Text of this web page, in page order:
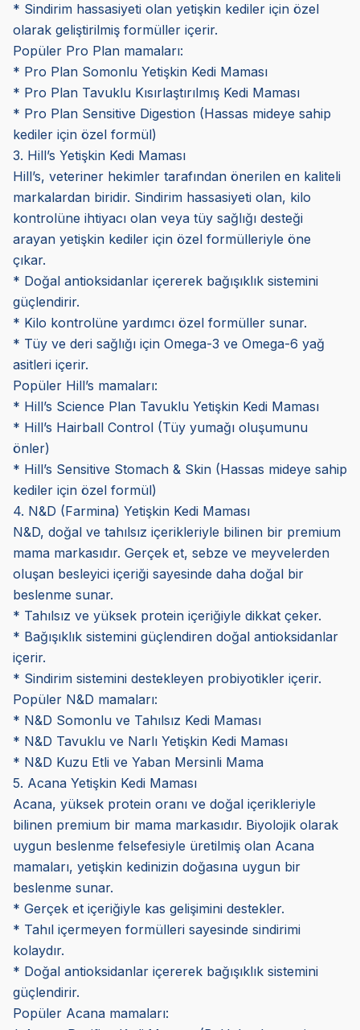
* Sindirim hassasiyeti olan yetişkin kediler için özel
olarak geliştirilmiş formüller içerir.
Popüler Pro Plan mamaları:
* Pro Plan Somonlu Yetişkin Kedi Maması
* Pro Plan Tavuklu Kısırlaştırılmış Kedi Maması
* Pro Plan Sensitive Digestion (Hassas mideye sahip
kediler için özel formül)
3. Hill’s Yetişkin Kedi Maması
Hill’s, veteriner hekimler tarafından önerilen en kaliteli
markalardan biridir. Sindirim hassasiyeti olan, kilo
kontrolüne ihtiyacı olan veya tüy sağlığı desteği
arayan yetişkin kediler için özel formülleriyle öne
çıkar.
* Doğal antioksidanlar içererek bağışıklık sistemini
güçlendirir.
* Kilo kontrolüne yardımcı özel formüller sunar.
* Tüy ve deri sağlığı için Omega-3 ve Omega-6 yağ
asitleri içerir.
Popüler Hill’s mamaları:
* Hill’s Science Plan Tavuklu Yetişkin Kedi Maması
* Hill’s Hairball Control (Tüy yumağı oluşumunu
önler)
* Hill’s Sensitive Stomach & Skin (Hassas mideye sahip
kediler için özel formül)
4. N&D (Farmina) Yetişkin Kedi Maması
N&D, doğal ve tahılsız içerikleriyle bilinen bir premium
mama markasıdır. Gerçek et, sebze ve meyvelerden
oluşan besleyici içeriği sayesinde daha doğal bir
beslenme sunar.
* Tahılsız ve yüksek protein içeriğiyle dikkat çeker.
* Bağışıklık sistemini güçlendiren doğal antioksidanlar
içerir.
* Sindirim sistemini destekleyen probiyotikler içerir.
Popüler N&D mamaları:
* N&D Somonlu ve Tahılsız Kedi Maması
* N&D Tavuklu ve Narlı Yetişkin Kedi Maması
* N&D Kuzu Etli ve Yaban Mersinli Mama
5. Acana Yetişkin Kedi Maması
Acana, yüksek protein oranı ve doğal içerikleriyle
bilinen premium bir mama markasıdır. Biyolojik olarak
uygun beslenme felsefesiyle üretilmiş olan Acana
mamaları, yetişkin kedinizin doğasına uygun bir
beslenme sunar.
* Gerçek et içeriğiyle kas gelişimini destekler.
* Tahıl içermeyen formülleri sayesinde sindirimi
kolaydır.
* Doğal antioksidanlar içererek bağışıklık sistemini
güçlendirir.
Popüler Acana mamaları: